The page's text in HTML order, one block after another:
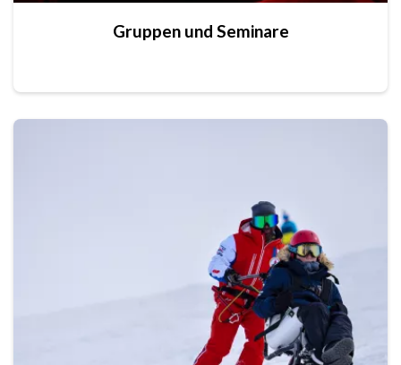
Gruppen und Seminare